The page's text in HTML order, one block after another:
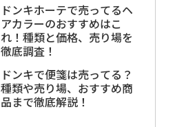
ドンキホーテで売ってるヘ
アカラーのおすすめはこ
れ！種類と価格、売り場を
徹底調査！
ドンキで便箋は売ってる？
種類や売り場、おすすめ商
品まで徹底解説！